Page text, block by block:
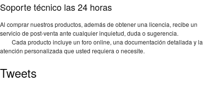
Soporte técnico las 24 horas
Al comprar nuestros productos, además de obtener una licencia, recibe un
servicio de post-venta ante cualquier inquietud, duda o sugerencia.
Cada producto incluye un foro online, una documentación detallada y la
atención personalizada que usted requiera o necesite.
Tweets